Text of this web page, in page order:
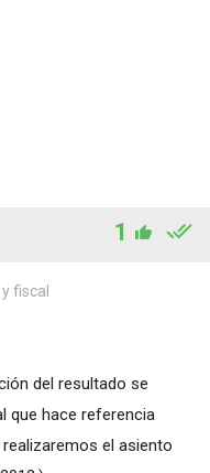
1
fiscal
del resultado se
que hace referencia
el asiento